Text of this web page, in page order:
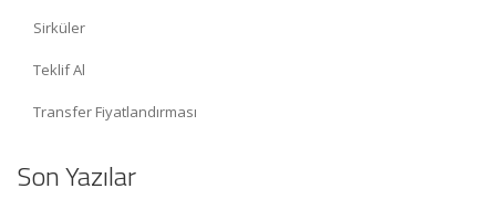
Sirküler
Teklif Al
Transfer Fiyatlandırması
Son Yazılar